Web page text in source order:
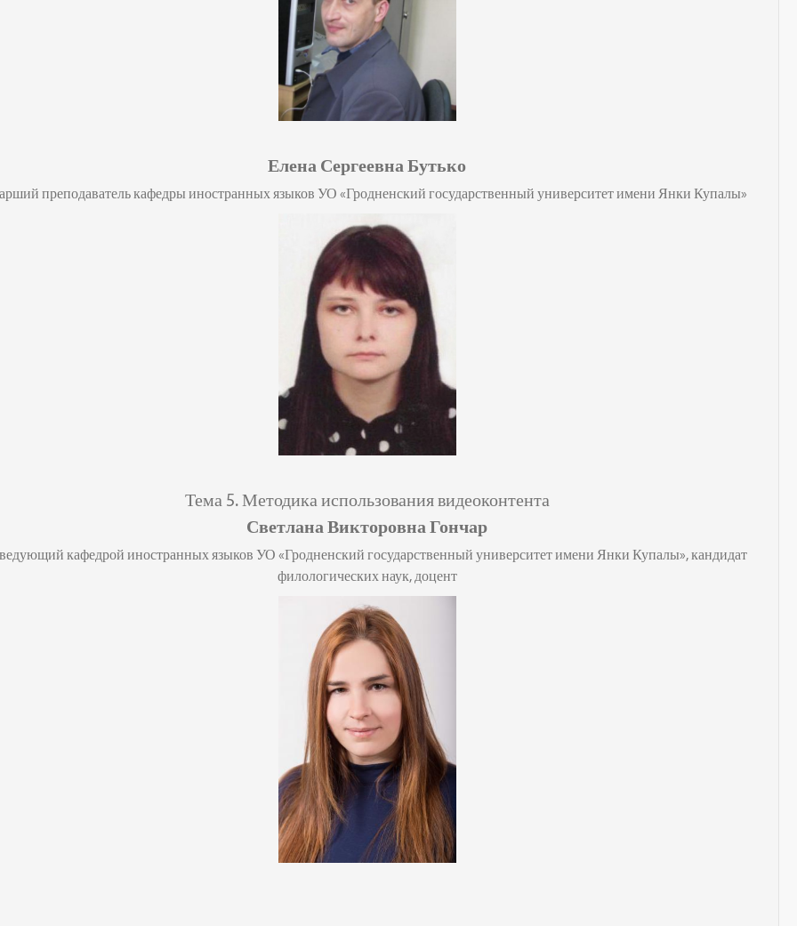
Елена Сергеевна Бутько
преподаватель кафедры иностранных языковУО «Гродненский государственный университет имени Янки Купалы»
Тема 5.Методика использования видеоконтента
Светлана Викторовна Гончар
кафедрой иностранных языков УО «Гродненский государственный университет имени Янки Купалы», кандидат
филологических наук, доцент